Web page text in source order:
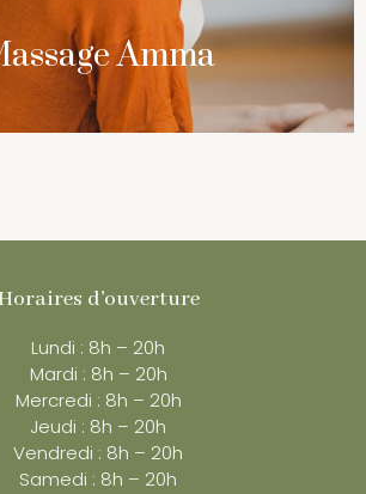
Amma
d'ouverture
Lundi : 8h – 20h
Mardi : 8h – 20h
Mercredi : 8h – 20h
Jeudi : 8h – 20h
Vendredi : 8h – 20h
Samedi : 8h – 20h